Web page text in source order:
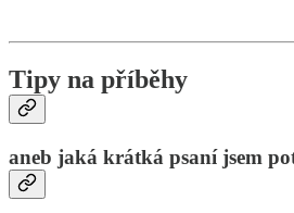
Tipy na příběhy
aneb jaká krátká psaní jsem